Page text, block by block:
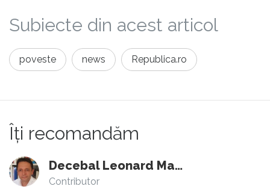
Subiecte din acest articol
poveste news Republica.ro
Îți recomandăm
Decebal Leonard Marin
Contributor